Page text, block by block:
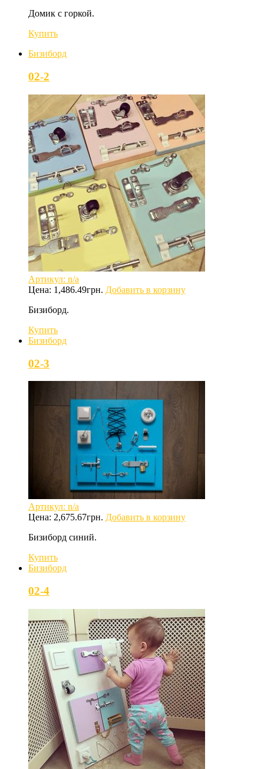
Домик с горкой.
Купить
Бизиборд
02-2
Артикул: n/a
Цена: 1,486.49грн. Добавить в корзину
Бизиборд.
Купить
Бизиборд
02-3
Артикул: n/a
Цена: 2,675.67грн. Добавить в корзину
Бизиборд синий.
Купить
Бизиборд
02-4